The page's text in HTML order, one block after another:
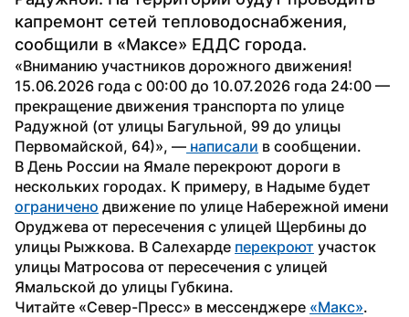
капремонт сетей тепловодоснабжения,
сообщили в «Максе» ЕДДС города.
«Вниманию участников дорожного движения!
15.06.2026 года с 00:00 до 10.07.2026 года 24:00 —
прекращение движения транспорта по улице
Радужной (от улицы Багульной, 99 до улицы
Первомайской, 64)», — написали в сообщении.
В День России на Ямале перекроют дороги в
ограничено движение по улице Набережной имени
Оруджева от пересечения с улицей Щербины до
улицы Рыжкова. В Салехарде перекроют участок
улицы Матросова от пересечения с улицей
Ямальской до улицы Губкина.
Читайте «Север-Пресс» в мессенджере «Макс».